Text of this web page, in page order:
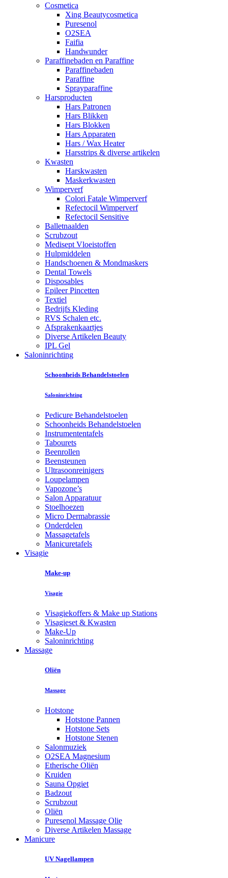
Cosmetica
Xing Beautycosmetica
Puresenol
O2SEA
Faifia
Handwunder
Paraffinebaden en Paraffine
Paraffinebaden
Paraffine
Sprayparaffine
Harsproducten
Hars Patronen
Hars Blikken
Hars Blokken
Hars Apparaten
Hars / Wax Heater
Harsstrips & diverse artikelen
Kwasten
Harskwasten
Maskerkwasten
Wimperverf
Colori Fatale Wimperverf
Refectocil Wimperverf
Refectocil Sensitive
Balletnaalden
Scrubzout
Medisept Vloeistoffen
Hulpmiddelen
Handschoenen & Mondmaskers
Dental Towels
Disposables
Epileer Pincetten
Textiel
Bedrijfs Kleding
RVS Schalen etc.
Afsprakenkaartjes
Diverse Artikelen Beauty
IPL Gel
Saloninrichting
Schoonheids Behandelstoelen
Saloninrichting
Pedicure Behandelstoelen
Schoonheids Behandelstoelen
Instrumententafels
Tabourets
Beenrollen
Beensteunen
Ultrasoonreinigers
Loupelampen
Vapozone’s
Salon Apparatuur
Stoelhoezen
Micro Dermabrassie
Onderdelen
Massagetafels
Manicuretafels
Visagie
Make-up
Visagie
Visagiekoffers & Make up Stations
Visagieset & Kwasten
Make-Up
Saloninrichting
Massage
Oliën
Massage
Hotstone
Hotstone Pannen
Hotstone Sets
Hotstone Stenen
Salonmuziek
O2SEA Magnesium
Etherische Oliën
Kruiden
Sauna Opgiet
Badzout
Scrubzout
Oliën
Puresenol Massage Olie
Diverse Artikelen Massage
Manicure
UV Nagellampen